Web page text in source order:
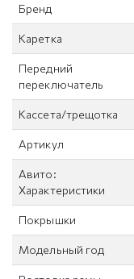
Бренд
Каретка
Передний
переключатель
Кассета/трещотка
Артикул
Авито:
Характеристики
Покрышки
Модельный год